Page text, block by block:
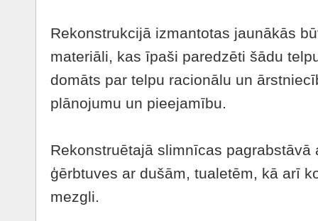
Rekonstrukcijā izmantotas jaunākās
materiāli, kas īpaši paredzēti šādu
domāts par telpu racionālu un
plānojumu un pieejamību.
Rekonstruētajā slimnīcas pagrabstāvā
ģērbtuves ar dušām, tualetēm, kā arī
mezgli.